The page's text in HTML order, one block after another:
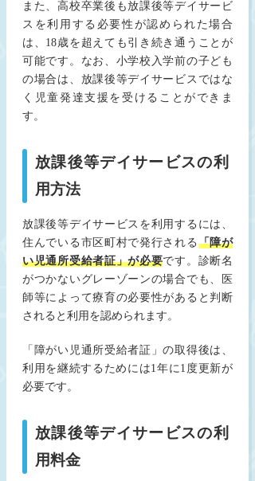
また、高校卒業後も放課後等デイサービ
スを利用する必要性が認められた場合
は、18歳を超えても引き続き通うことが
可能です。なお、小学校入学前の子ども
の場合は、放課後等デイサービスではな
く児童発達支援を受けることができま
す。
放課後等デイサービスの利
用方法
放課後等デイサービスを利用するには、
住んでいる市区町村で発行される 「障が
い児通所受給者証」が必要です。診断名
がつかないグレーゾーンの場合でも、医
師等によって療育の必要性があると判断
されると利用を認められます。
「障がい児通所受給者証」の取得後は、
利用を継続するためには1年に1度更新が
必要です。
放課後等デイサービスの利
用料金